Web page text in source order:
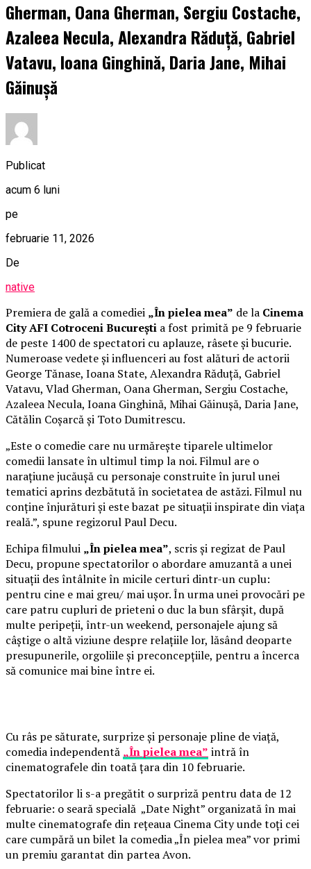
Gherman, Oana Gherman, Sergiu Costache,
Azaleea Necula, Alexandra Răduță, Gabriel
Vatavu, Ioana Ginghină, Daria Jane, Mihai
Găinușă
Publicat
acum 6 luni
pe
februarie 11, 2026
De
native
Premiera de gală a comediei „În pielea mea” de la Cinema
City AFI Cotroceni București a fost primită pe 9 februarie
de peste 1400 de spectatori cu aplauze, râsete și bucurie.
Numeroase vedete și influenceri au fost alături de actorii
George Tănase, Ioana State, Alexandra Răduță, Gabriel
Vatavu, Vlad Gherman, Oana Gherman, Sergiu Costache,
Azaleea Necula, Ioana Ginghină, Mihai Găinușă, Daria Jane,
Cătălin Coșarcă și Toto Dumitrescu.
„Este o comedie care nu urmărește tiparele ultimelor
comedii lansate în ultimul timp la noi. Filmul are o
narațiune jucăușă cu personaje construite în jurul unei
tematici aprins dezbătută în societatea de astăzi. Filmul nu
conține înjurături și este bazat pe situații inspirate din viața
reală.”, spune regizorul Paul Decu.
Echipa filmului „În pielea mea”, scris și regizat de Paul
Decu, propune spectatorilor o abordare amuzantă a unei
situații des întâlnite în micile certuri dintr-un cuplu:
pentru cine e mai greu/ mai ușor. În urma unei provocări pe
care patru cupluri de prieteni o duc la bun sfârșit, după
multe peripeții, într-un weekend, personajele ajung să
câștige o altă viziune despre relațiile lor, lăsând deoparte
presupunerile, orgoliile și preconcepțiile, pentru a încerca
să comunice mai bine între ei.
Cu râs pe săturate, surprize și personaje pline de viață,
comedia independentă „În pielea mea” intră în
cinematografele din toată țara din 10 februarie.
Spectatorilor li s-a pregătit o surpriză pentru data de 12
februarie: o seară specială „Date Night” organizată în mai
multe cinematografe din rețeaua Cinema City unde toți cei
care cumpără un bilet la comedia „În pielea mea” vor primi
un premiu garantat din partea Avon.